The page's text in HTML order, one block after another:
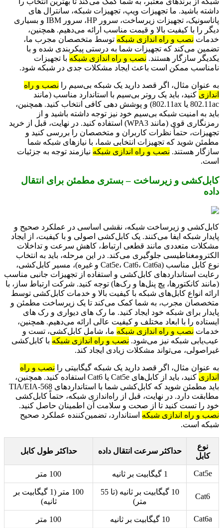
داشته باشید. ما تجهیزات ویپ، تجهیزات شبکه، سانترال های
پاناسونیک، تجهیزات زیرساخت، سرور HP، سرور IBM و بسیاری
دیگر را با کیفیت بالا و قیمت مناسب ارائه می‌دهیم. همچنین،
خدمات نصب و راه اندازی شبکه توسط متخصصان مجرب ما،
تضمین می‌کند که تجهیزات شما به درستی پیکربندی شده و با
یکدیگر سازگار هستند. نصب و راه اندازی شبکه با تجهیزات
نامناسب ممکن است باعث ایجاد مشکلات جدی در شبکه شود.
به عنوان مثال، اگر قصد دارید یک شبکه بی‌سیم را نصب و راه
اندازی کنید، باید یک روتر بی‌سیم با استاندارد مناسب (مانند
802.11ac یا 802.11ax) و پوشش دهی کافی انتخاب کنید. همچنین،
باید به امنیت شبکه بی‌سیم خود نیز توجه داشته باشید و از
رمزنگاری قوی (مانند WPA3) استفاده کنید. در نهایت، قبل از خرید
تجهیزات، حتماً نظرات کاربران و متخصصان را بررسی کنید و
مطمئن شوید که تجهیزات انتخابی شما، با نیازهای شبکه شما
سازگار هستند. نصب و راه اندازی شبکه نیازمند توجه به جزئیات
است.
کابل‌کشی و زیرساخت – بستری مطمئن برای انتقال
داده
کابل‌کشی و زیرساخت شبکه، نقشی اساسی در عملکرد صحیح و
پایدار شبکه ایفا می‌کنند. یک کابل‌کشی اصولی و با کیفیت، از ایجاد
مشکلات متعددی مانند قطعی ارتباط، کاهش سرعت و تداخلات
الکترومغناطیسی جلوگیری می‌کند. در این مرحله، باید به انتخاب
نوع کابل مناسب (Cat5e، Cat6، Cat6a و غیره)، مسیر کابل‌کشی،
رعایت استانداردهای کابل‌کشی و استفاده از تجهیزات جانبی مناسب
(مانند کانکتورها، پچ پنل‌ها و رک‌ها) توجه کنید. شرکت ارتباط ساز، با
ارائه انواع کابل‌های شبکه با کیفیت بالا و خدمات کابل‌کشی توسط
متخصصان مجرب، به شما کمک می‌کند تا یک زیرساخت مطمئن و
پایدار برای شبکه خود ایجاد کنید. ما رک های دیواری و رک های
ایستاده را با ابعاد مختلف و کیفیت عالی ارائه می‌دهیم. همچنین،
خدمات نصب و راه اندازی شبکه ما، شامل کابل‌کشی، تست و
عیب‌یابی شبکه نیز می‌شود. نصب و راه اندازی شبکه با کابل‌کشی
غیراصولی، می‌تواند مشکلات زیادی ایجاد کند.
به عنوان مثال، اگر قصد دارید یک شبکه گیگابیتی را نصب و راه
اندازی
کنید، باید از کابل‌های Cat5e یا Cat6 استفاده کنید. همچنین،
باید مطمئن شوید که کابل‌کشی شما با استانداردهای TIA/EIA-568
مطابقت دارد. در نهایت، قبل از راه‌اندازی شبکه، حتماً کابل‌کشی
خود را تست کنید تا از صحت و سلامت آن اطمینان حاصل کنید.
نصب و راه اندازی شبکه استاندارد، تضمین‌کننده عملکرد صحیح
شبکه است.
نوع
کابل
حداکثر سرعت انتقال داده حداکثر طول کابل
Cat5e 1 گیگابیت بر ثانیه 100 متر
Cat6
10 گیگابیت بر ثانیه (تا 55
متر)
100 متر (1 گیگابیت بر
ثانیه)
Cat6a 10 گیگابیت بر ثانیه 100 متر